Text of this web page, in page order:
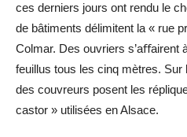
ces derniers jours ont rendu le
de bâtiments délimitent la « rue
Colmar. Des ouvriers s’aﬀairent
feuillus tous les cinq mètres. Sur
des couvreurs posent les
castor » utilisées en Alsace.